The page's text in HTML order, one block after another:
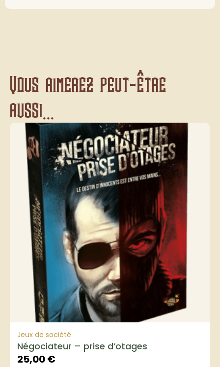
Vous aimerez peut-être
aussi...
Jeux de société
Négociateur – prise d’otages
25,00€